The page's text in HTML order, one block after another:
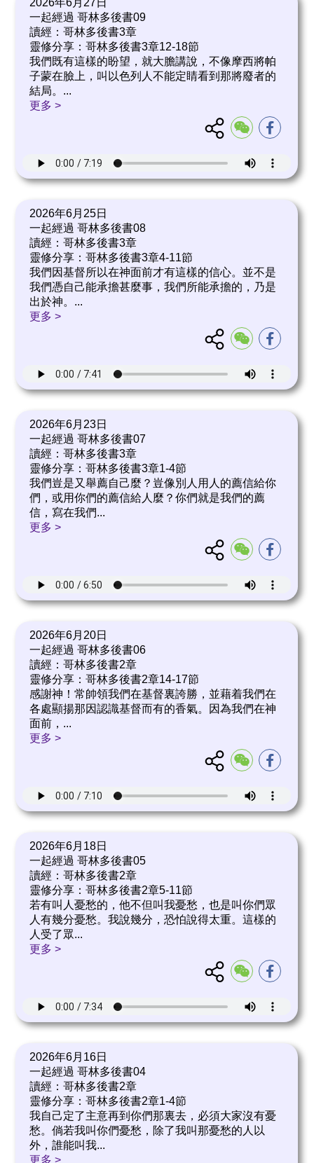
2026年6月27日
一起經過 哥林多後書09
讀經：哥林多後書3章
靈修分享：哥林多後書3章12-18節
我們既有這樣的盼望，就大膽講說，不像摩西將帕
子蒙在臉上，叫以色列人不能定睛看到那將廢者的
結局。 ...
更多 >
2026年6月25日
一起經過 哥林多後書08
讀經：哥林多後書3章
靈修分享：哥林多後書3章4-11節
我們因基督所以在神面前才有這樣的信心。並不是
我們憑自己能承擔甚麼事，我們所能承擔的，乃是
出於神。 ...
更多 >
2026年6月23日
一起經過 哥林多後書07
讀經：哥林多後書3章
靈修分享：哥林多後書3章1-4節
我們豈是又舉薦自己麼？豈像別人用人的薦信給你
們，或用你們的薦信給人麼？你們就是我們的薦
信，寫在我們...
更多 >
2026年6月20日
一起經過 哥林多後書06
讀經：哥林多後書2章
靈修分享：哥林多後書2章14-17節
感謝神！常帥領我們在基督裏誇勝，並藉着我們在
各處顯揚那因認識基督而有的香氣。因為我們在神
面前， ...
更多 >
2026年6月18日
一起經過 哥林多後書05
讀經：哥林多後書2章
靈修分享：哥林多後書2章5-11節
若有叫人憂愁的，他不但叫我憂愁，也是叫你們眾
人有幾分憂愁。我說幾分，恐怕說得太重。這樣的
人受了眾...
更多 >
2026年6月16日
一起經過 哥林多後書04
讀經：哥林多後書2章
靈修分享：哥林多後書2章1-4節
我自己定了主意再到你們那裏去，必須大家沒有憂
愁。倘若我叫你們憂愁，除了我叫那憂愁的人以
外，誰能叫我...
更多 >